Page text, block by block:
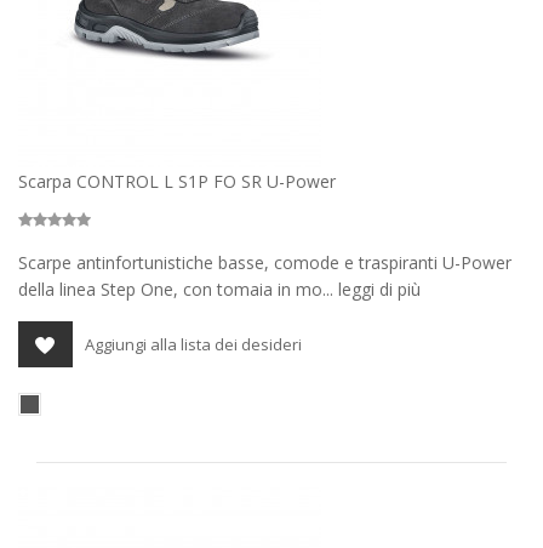
Scarpa CONTROL L S1P FO SR U-Power
Scarpe antinfortunistiche basse, comode e traspiranti U-Power
della linea Step One, con tomaia in mo... leggi di più
Aggiungi alla lista dei desideri